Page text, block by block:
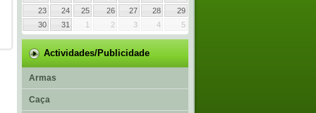
23
24 25 26 27 28
29
30
31 1 2 3 4 5
Actividades/Publicidade
Armas
Caça